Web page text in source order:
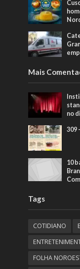
Mais
no
309
10
Tags
COTIDIANO
FOLHA